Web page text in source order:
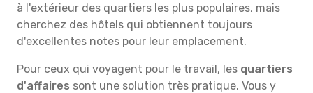
à l'extérieur des quartiers les plus populaires, mais
cherchez des hôtels qui obtiennent toujours
d'excellentes notes pour leur emplacement.
Pour ceux qui voyagent pour le travail, les quartiers
d'affaires sont une solution très pratique. Vous y